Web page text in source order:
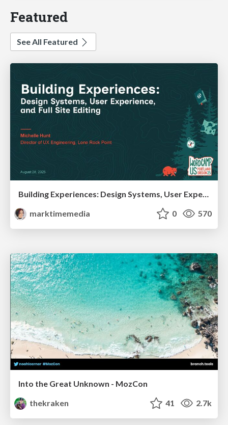
Featured
See All Featured
marktimemedia
0 570
Into the Great Unknown - MozCon
thekraken
41 2.7k